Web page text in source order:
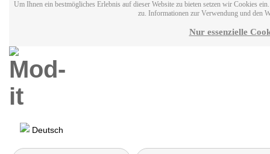
Um Ihnen ein bestmögliches Erlebnis auf dieser Website zu bieten setzen wir Cookies
zu. Informationen zur Verwendung und den
Nur essenzielle
Deutsch